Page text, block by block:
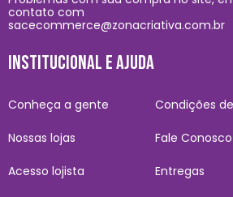
contato com
sacecommerce@zonacriativa.com.br
INSTITUCIONAL E AJUDA
Conheça a gente
Nossas lojas
Acesso lojista
Condições
Fale Conosco
Entregas